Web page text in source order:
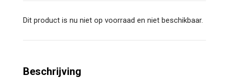
Dit product is nu niet op voorraad en niet beschikbaar.
Beschrijving